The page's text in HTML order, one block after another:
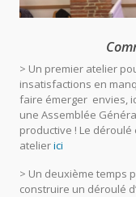
> Un premier atelier
insatisfactions en
faire émerger envies,
une Assemblée
productive ! Le
atelierici
> Un deuxième temps
construire un déroulé